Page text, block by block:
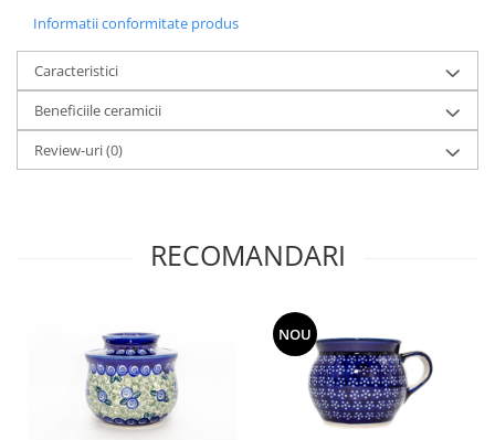
Informatii conformitate produs
Caracteristici
Beneficiile ceramicii
Review-uri(0)
RECOMANDARI
NOU